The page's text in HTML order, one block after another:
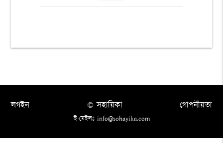
লগইন গোপনীয়তা
© সহায়িকা
ই-মেইলঃ info@sohayika.com